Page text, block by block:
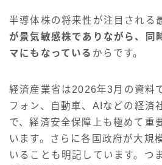
半導体株の将来性が注目される
が景気敏感株でありながら、同
マにもなっている からです。
経済産業省は2026年3月の資料
フォン、自動車、AIなどの経済
で、経済安全保障上も極めて重
います。さらに各国政府が大規
いることも明記しています。つ